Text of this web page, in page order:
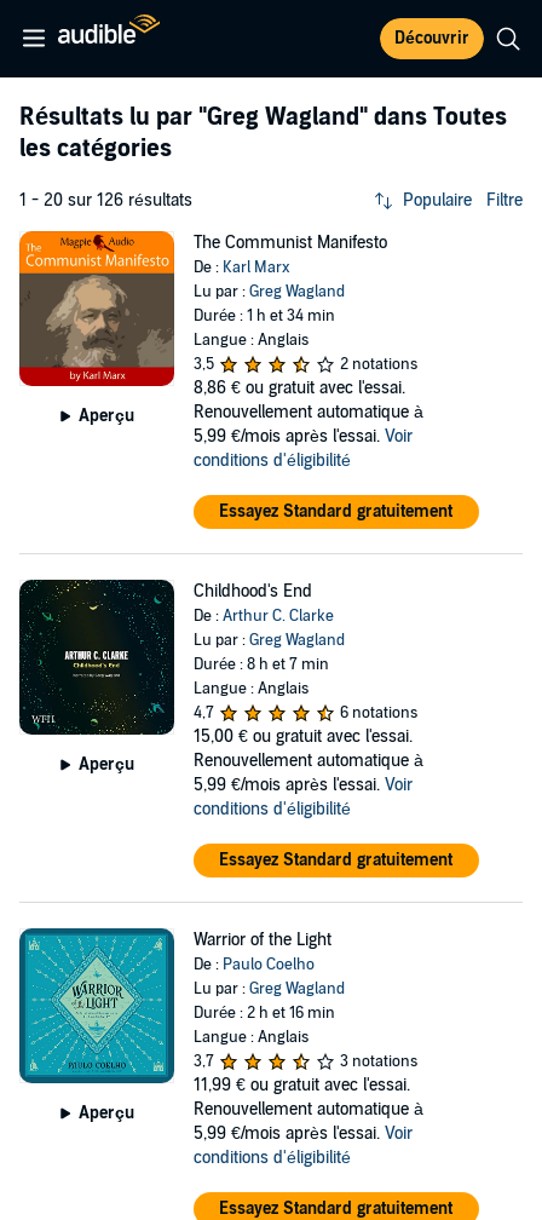
Découvrir
Résultats lu par "Greg Wagland" dans Toutes
les catégories
1 - 20 sur 126 résultats Populaire Filtre
Aperçu
The Communist Manifesto
De : Karl Marx
Lu par :Greg Wagland
Durée : 1 h et 34 min
Langue : Anglais
3,5
2 notations
8,86 € ou gratuit avec l'essai.
Renouvellement automatique à
5,99 €/mois après l'essai. Voir
conditions d'éligibilité
Essayez Standard gratuitement
Aperçu
Childhood's End
De :Arthur C. Clarke
Lu par :Greg Wagland
Durée : 8 h et 7 min
Langue : Anglais
4,7
6 notations
15,00 € ou gratuit avec l'essai.
Renouvellement automatique à
5,99 €/mois après l'essai. Voir
conditions d'éligibilité
Essayez Standard gratuitement
Aperçu
Warrior of the Light
De : Paulo Coelho
Lu par :Greg Wagland
Durée : 2 h et 16 min
Langue : Anglais
3,7
3 notations
11,99 € ou gratuit avec l'essai.
Renouvellement automatique à
5,99 €/mois après l'essai. Voir
conditions d'éligibilité
Essayez Standard gratuitement